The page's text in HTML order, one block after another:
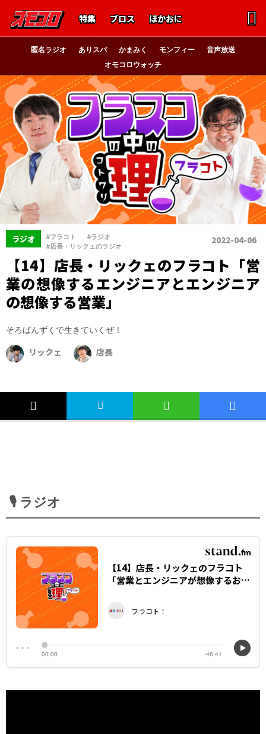
特集 ブロス ほかおに
匿名ラジオ ありスパ かまみく モンフィー
音声放送
オモコロウォッチ
ラジオ #フラコト #ラジオ
#店長・リックェのラジオ
2022-04-06
【14】店長・リックェのフラコト「営
業の想像するエンジニアとエンジニア
の想像する営業」
そろばんずくで生きていくぜ！
リックェ
店長
🎙️ ラジオ